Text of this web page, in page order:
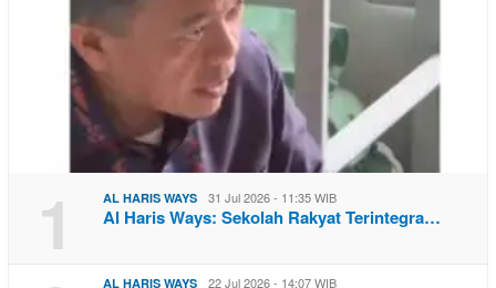
1 AL HARIS WAYS 31 Jul 2026 - 11:35 WIB
Al Haris Ways: Sekolah Rakyat Terintegra…
AL HARIS WAYS 22 Jul 2026 - 14:07 WIB